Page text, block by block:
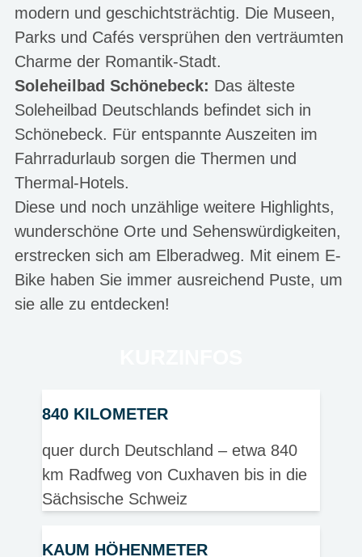
modern und geschichtsträchtig. Die Museen,
Parks und Cafés versprühen den verträumten
Charme der Romantik-Stadt.
Soleheilbad Schönebeck: Das älteste
Soleheilbad Deutschlands befindet sich in
Schönebeck. Für entspannte Auszeiten im
Fahrradurlaub sorgen die Thermen und
Thermal-Hotels.
Diese und noch unzählige weitere Highlights,
wunderschöne Orte und Sehenswürdigkeiten,
erstrecken sich am Elberadweg. Mit einem E-
Bike haben Sie immer ausreichend Puste, um
sie alle zu entdecken!
840 KILOMETER
quer durch Deutschland – etwa 840
km Radfweg von Cuxhaven bis in die
Sächsische Schweiz
KAUM HÖHENMETER